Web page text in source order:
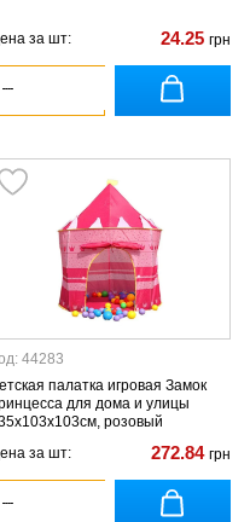
за шт: 24.25 грн
44283
палатка игровая Замок
для дома и улицы
розовый
за шт:
272.84 грн